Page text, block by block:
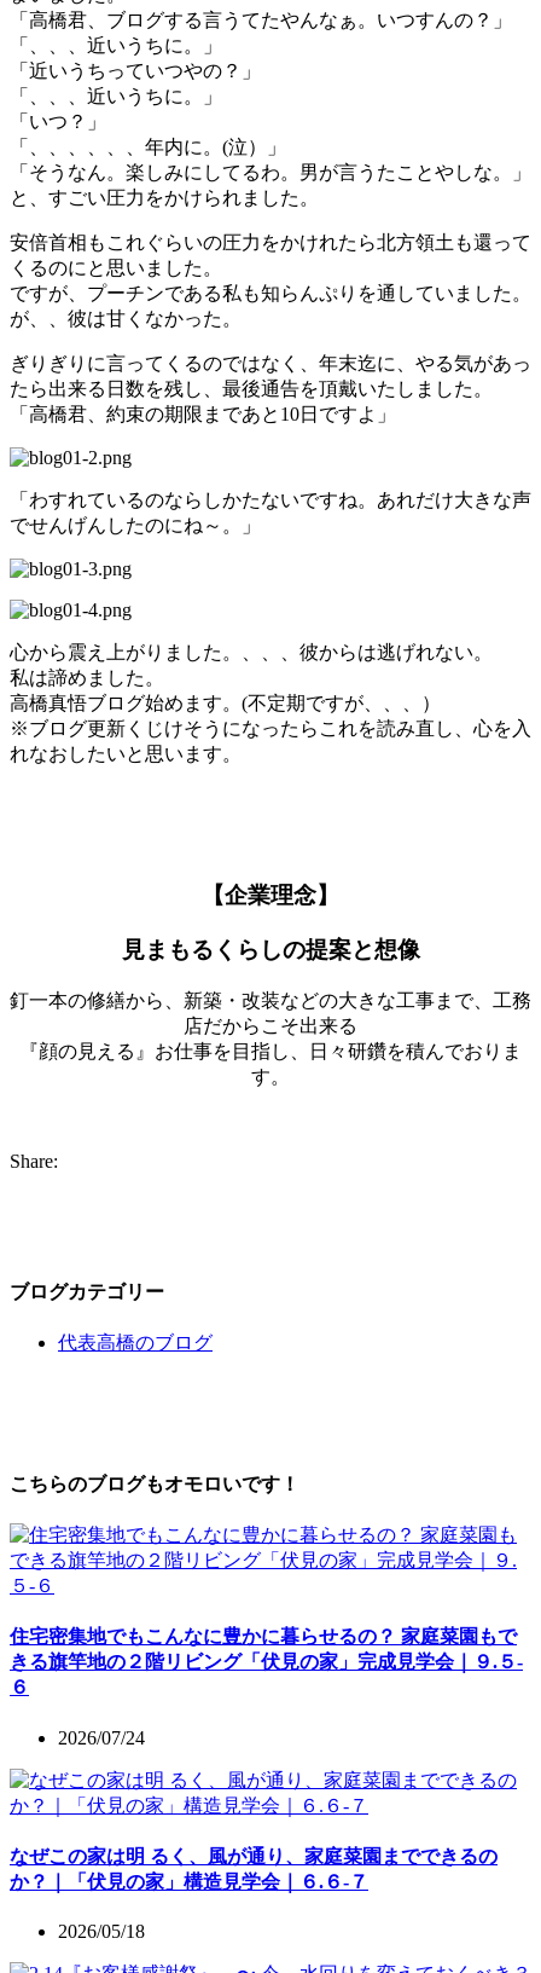
「高橋君、ブログする言うてたやんなぁ。いつすんの？」
「、、、近いうちに。」
「近いうちっていつやの？」
「、、、近いうちに。」
「いつ？」
「、、、、、、年内に。(泣）」
「そうなん。楽しみにしてるわ。男が言うたことやしな。」
と、すごい圧力をかけられました。
安倍首相もこれぐらいの圧力をかけれたら北方領土も還って
くるのにと思いました。
ですが、プーチンである私も知らんぷりを通していました。
が、、彼は甘くなかった。
ぎりぎりに言ってくるのではなく、年末迄に、やる気があっ
たら出来る日数を残し、最後通告を頂戴いたしました。
「高橋君、約束の期限まであと10日ですよ」
「わすれているのならしかたないですね。あれだけ大きな声
でせんげんしたのにね～。」
心から震え上がりました。、、、彼からは逃げれない。
私は諦めました。
高橋真悟ブログ始めます。(不定期ですが、、、）
※ブログ更新くじけそうになったらこれを読み直し、心を入
れなおしたいと思います。
【企業理念】
見まもるくらしの提案と想像
釘一本の修繕から、新築・改装などの大きな工事まで、工務
店だからこそ出来る
『顔の見える』お仕事を目指し、日々研鑽を積んでおりま
す。
Share:
ブログカテゴリー
代表高橋のブログ
こちらのブログもオモロいです！
住宅密集地でもこんなに豊かに暮らせるの？ 家庭菜園もで
きる旗竿地の２階リビング「伏見の家」完成見学会｜９.５-
６
2026/07/24
なぜこの家は明 るく、⾵が通り、家庭菜園までできるの
か？｜「伏⾒の家」構造⾒学会｜６.６-７
2026/05/18